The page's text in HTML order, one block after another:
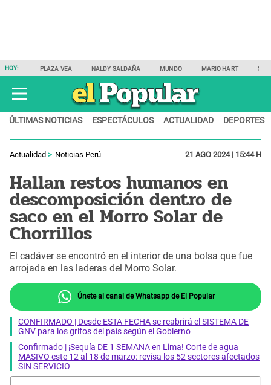
HOY: PLAZA VEA NALDY SALDAÑA MUNDO MARIO HART
ÚLTIMAS NOTICIAS ESPECTÁCULOS ACTUALIDAD DEPORTES
Actualidad Noticias Perú 21 AGO 2024 | 15:44 H
Hallan restos humanos en
descomposición dentro de
saco en el Morro Solar de
Chorrillos
El cadáver se encontró en el interior de una bolsa que fue
arrojada en las laderas del Morro Solar.
Únete al canal de Whatsapp de El Popular
CONFIRMADO | Desde ESTA FECHA se reabrirá el SISTEMA DE
GNV para los grifos del país según el Gobierno
Confirmado | ¡Sequía DE 1 SEMANA en Lima! Corte de agua
MASIVO este 12 al 18 de marzo: revisa los 52 sectores afectados
SIN SERVICIO